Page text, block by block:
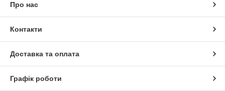
Про нас
Контакти
Доставка та оплата
Графік роботи